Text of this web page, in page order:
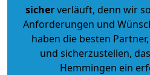
sicherverläuft, denn wir
Anforderungen und
haben die besten
und sicherzustellen,
Hemmingen ein